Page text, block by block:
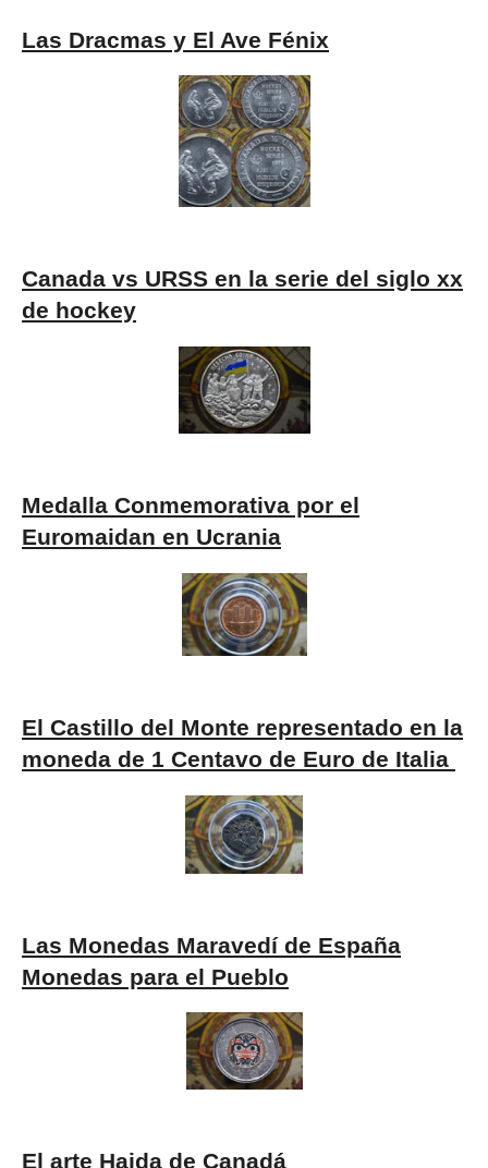
Las Dracmas y El Ave Fénix
Canada vs URSS en la serie del siglo xx
de hockey
Medalla Conmemorativa por el
Euromaidan en Ucrania
El Castillo del Monte representado en la
moneda de 1 Centavo de Euro de Italia
Las Monedas Maravedí de España
Monedas para el Pueblo
El arte Haida de Canadá